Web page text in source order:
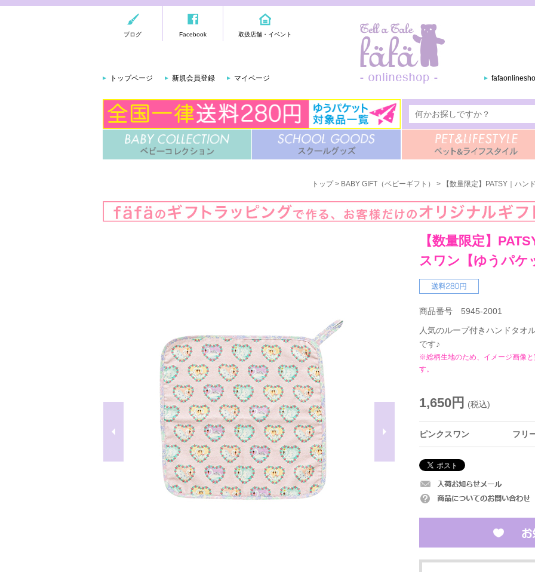
ブログ Facebook 取扱店舗・イベント
トップページ 新規会員登録 マイページ
トップ> BABY GIFT（ベビーギフト） > 【数量限定】PATSY｜ハン
【数量限定】
スワン【ゆうパケ
商品番号 5945-2001
人気のループ付きハンドタオ
です♪
※総柄生地のため、イメージ画像
す。
1,650円 (税込)
ピンクスワン フリ